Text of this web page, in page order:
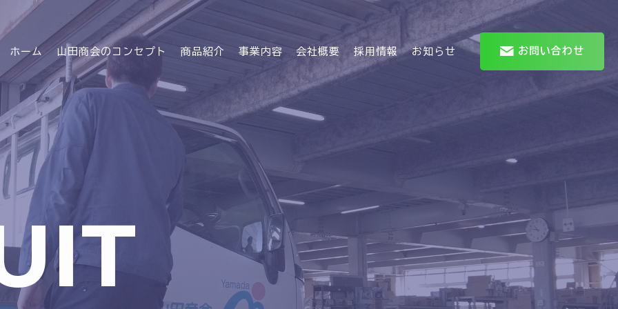
ホーム 山田商会のコンセプト 商品紹介 事業内容 会社概要 採用情報 お知らせ お問い合わせ